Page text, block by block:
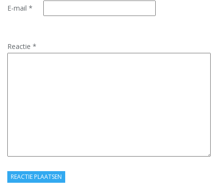
E-mail *
Reactie *